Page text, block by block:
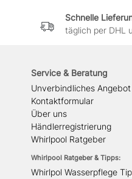
Schnelle
täglich per DHL
Service & Beratung
Unverbindliches
Kontaktformular
Über uns
Händlerregistrierung
Whirlpool Ratgeber
Whirlpool Ratgeber & Tipps:
Whirlpol Wasserpflege